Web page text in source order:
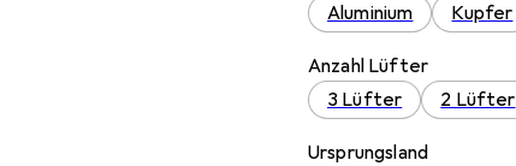
Aluminium
Kupfer
Anzahl Lüfter
3 Lüfter
2 Lüfter
Ursprungsland